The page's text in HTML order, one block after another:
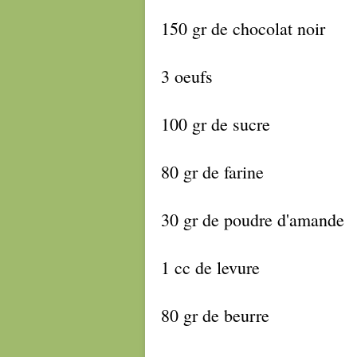
150 gr de chocolat noir
3 oeufs
100 gr de sucre
80 gr de farine
30 gr de poudre d'amande
1 cc de levure
80 gr de beurre